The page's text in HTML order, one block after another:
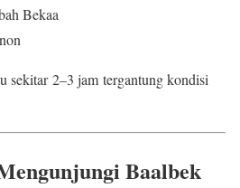
Bekaa
sekitar 2–3 jam tergantung kondisi
Baalbek